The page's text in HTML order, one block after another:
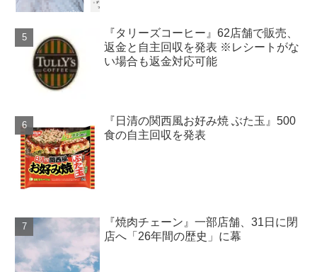
『タリーズコーヒー』62店舗で販売、
返金と自主回収を発表 ※レシートがな
い場合も返金対応可能
『日清の関西風お好み焼 ぶた玉』500
食の自主回収を発表
『焼肉チェーン』一部店舗、31日に閉
店へ「26年間の歴史」に幕